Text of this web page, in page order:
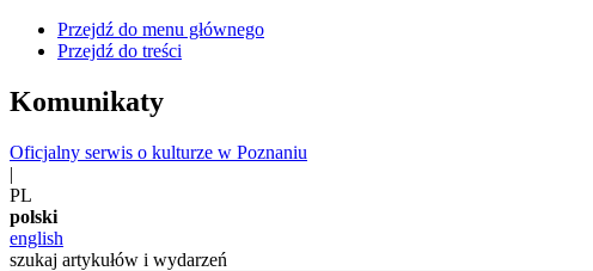
Przejdź do menu głównego
Przejdź do treści
Komunikaty
Oficjalny serwis o kulturze w Poznaniu
|
PL
polski
english
szukaj artykułów i wydarzeń